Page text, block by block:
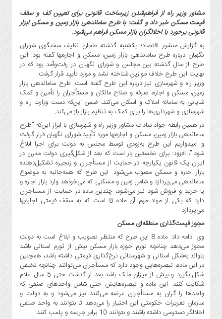
و
خودرو
استارت
آپ
و
فن
آوری
بانک
،
بیمه
و
ارز
دیجیتال
کشاورزی
و
صنایع
غذایی
سیاسی
و
بین
الملل
نگاه
روز
گوناگون
مشاور وزیر راه از فراهم‌شدن زیرساخت قانونی برای تعیین کف و سقف
قیمت مسکن خبر داد و گفت:‌ با طرح ساماندهی بازار زمین و مسکن ابزار
قانونی برخورد با اخلالگران بازار مسکن فراهم می‌شود.
به گزارش منشور اقتصاد؛ یکشنبه گذشته طحان نظیف سخنگوی شورای
نگهبان درباره طرح ساماندهی بازار زمین، مسکن و اجاره‌بها گفته بود: این
طرح از سال گذشته بین مجلس و شورای نگهبان در رفت‌وآمد بود که در
نهایت این طرح خلاف موازین شناخته نشد و مورد تأیید قرار گرفت.
وزیر راه و شهرسازی نیز درباره این طرح گفته است:‌ طرح ساماندهی بازار
زمین، مسکن و اجاره، صرفه و صلاح مالکان و مستأجران را تأمین و کمک
شایانی به سامانه املاک و اسکان می‌کند، ضمن این‌که دست وزارت راه و
شهرسازی و شهرداری‌ها را برای کمک به تنظیم بازار باز می‌کند.
در همین رابطه جواد سادات مشاور وزیر راه و شهرسازی با ابراز این‌که “طرح
ساماندهی بازار زمین، مسکن و اجاره‌بها مورد تأیید شورای نگهبان قرار گرفت
و امیدواریم این طرح به‌زودی توسط مجلس به دولت برای اجرا ابلاغ
شود.”، افزود: برای نخستین بار است که بعد از شکل‌گیری دولت مدرن در
ایران یک قانون یکپارچه در حمایت از مستأجران و زنجیره تشکیل‌دهنده
بازار اجاره و مسکن مصوب می‌شود. این طرح که همه‌جانبه به موضوع
ساماندهی می‌پردازد و شامل زمین و مسکنی که می‌خواهد وارد بازار اجاره و
یا خرید و فروش شود نیز می‌شود، چندین ماده در حمایت از مستأجران
دارد که یکی از مواد مهم آن ماده 8 است که به سقف قیمتی اجاره‌بها
می‌پردازد.
مجوز قیمت‌گذاری منطقه‌ای مسکن
وی ادامه داد: ماده 8 این طرح که منتظر تصویب و ابلاغ است به دولت
مجوز می‌دهد چنانچه تورم حوزه بازار مسکن بیش از تورم استانی باشد
بتواند به‌شکل استانی و شهرستانی نرخ‌گذاری قیمتی داشته باشد، همچنین
در این ماده، تبصره‌هایی وجود دارد که مستأجران می‌توانند چنانچه تخلفی
شکل بگیرد و بیش از میزان ملک باشد بعد از گذشت حتی 5 سال اعلام
شکایت کنند. این ماده و تبصره‌هایش حتی شامل واحدهای صنفی که
واحدها را گران به مستأجران عرضه می‌کنند نیز می‌شود و به دولت و
سازمان تعزیرات حکومتی این اختیار را می‌دهد تا بتوانند به واحد صنفی
اخلالگر دسترسی داشته باشند و بتوانند 10 برابر جریمه و پلمب کنند.